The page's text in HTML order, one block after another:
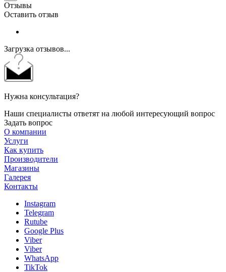
Отзывы
Оставить отзыв
Загрузка отзывов...
Нужна консультация?
Наши специалисты ответят на любой интересующий вопрос
Задать вопрос
О компании
Услуги
Как купить
Производители
Магазины
Галерея
Контакты
Instagram
Telegram
Rutube
Google Plus
Viber
Viber
WhatsApp
TikTok